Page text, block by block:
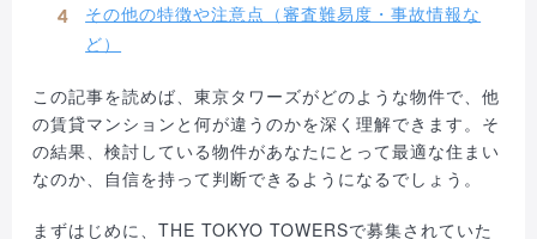
その他の特徴や注意点（審査難易度・事故情報な
ど）
この記事を読めば、東京タワーズがどのような物件で、他
の賃貸マンションと何が違うのかを深く理解できます。そ
の結果、検討している物件があなたにとって最適な住まい
なのか、自信を持って判断できるようになるでしょう。
まずはじめに、THE TOKYO TOWERSで募集されていた